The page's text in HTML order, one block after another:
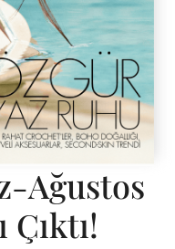
Ağustos
Çıktı!